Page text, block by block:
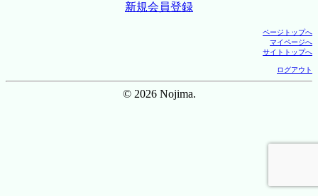
新規会員登録
ページトップへ
マイページへ
サイトトップへ
ログアウト
© 2026 Nojima.